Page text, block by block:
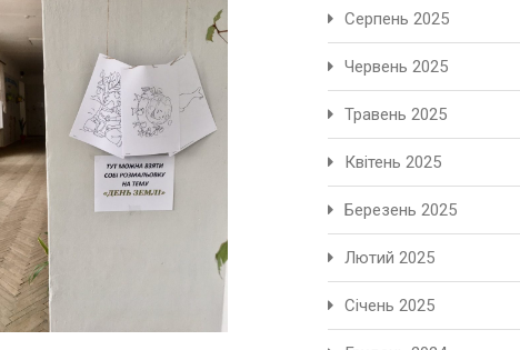
Серпень 2025
Червень 2025
Травень 2025
Квітень 2025
Березень 2025
Лютий 2025
Січень 2025